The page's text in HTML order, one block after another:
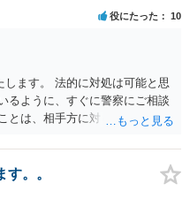
るのですが、必ずしも警察へ
という点はお伝えしておきた
せず、ご自身だけで抱え込んで
りして、言うことをきかせや
なたに言ったような脅しをその
また、警察に相談したうえで、
であれば、 弁護士にも相談に行
少なりとも楽になったのではな
つつ進めていくといいと思い
役にたった 10
ます。 法的に対処は可能と思
るように、すぐに警察にご相談
とは、相手方に対して、一人で
今までの相手方とのやり取り
ことは必要だと思いますが、今
。。